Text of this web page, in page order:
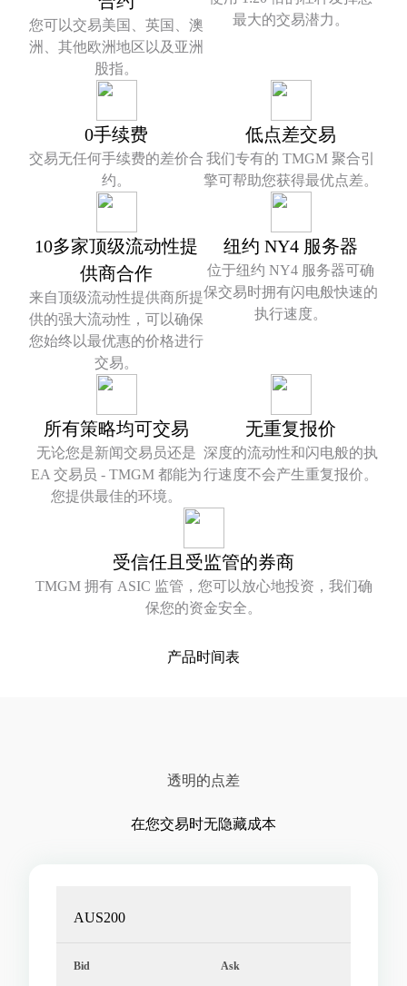
您可以交易美国、英国、澳
洲、其他欧洲地区以及亚洲
股指。
最大的交易潜力。
0手续费
交易无任何手续费的差价合
约。
低点差交易
我们专有的 TMGM 聚合引
擎可帮助您获得最优点差。
10多家顶级流动性提
供商合作
来自顶级流动性提供商所提
供的强大流动性，可以确保
您始终以最优惠的价格进行
交易。
纽约 NY4 服务器
位于纽约 NY4 服务器可确
保交易时拥有闪电般快速的
执行速度。
所有策略均可交易
无论您是新闻交易员还是
EA 交易员 - TMGM 都能为
您提供最佳的环境。
无重复报价
深度的流动性和闪电般的执
行速度不会产生重复报价。
受信任且受监管的券商
TMGM 拥有 ASIC 监管，您可以放心地投资，我们确
保您的资金安全。
产品时间表
透明的点差
在您交易时无隐藏成本
AUS200